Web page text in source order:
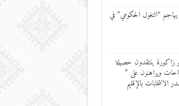
“التغول الحكومي” في
زاكورة ينتقدون حصيلة
ويراهنون على ”
الانتخابات بالإقليم